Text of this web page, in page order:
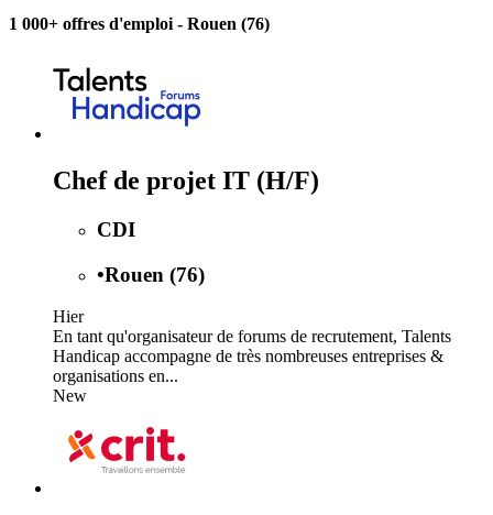
1 000+ offres d'emploi - Rouen (76)
Chef de projet IT (H/F)
CDI
•Rouen (76)
Hier
En tant qu'organisateur de forums de recrutement, Talents
Handicap accompagne de très nombreuses entreprises &
organisations en...
New